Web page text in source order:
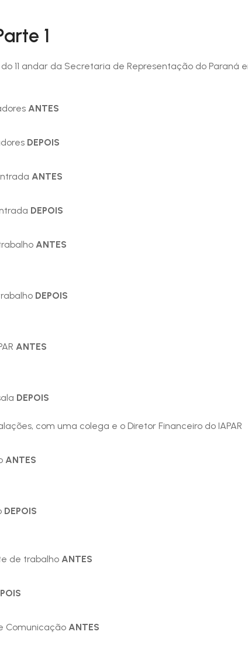
1
11 andar da Secretaria de Representação do Paraná
ANTES
DEPOIS
ANTES
DEPOIS
ANTES
DEPOIS
ANTES
DEPOIS
com uma colega e o Diretor Financeiro do IAPAR
ANTES
DEPOIS
de trabalho ANTES
Comunicação ANTES